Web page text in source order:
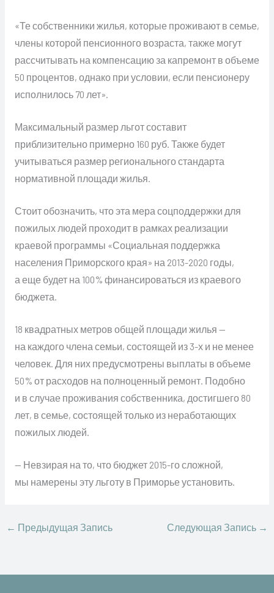
«Те собственники жилья, которые проживают в семье,
члены которой пенсионного возраста, также могут
рассчитывать на компенсацию за капремонт в объеме
50 процентов, однако при условии, если пенсионеру
исполнилось 70 лет».
Максимальный размер льгот составит
приблизительно примерно 160 руб. Также будет
учитываться размер регионального стандарта
нормативной площади жилья.
Стоит обозначить, что эта мера соцподдержки для
пожилых людей проходит в рамках реализации
краевой программы «Социальная поддержка
населения Приморского края» на 2013-2020 годы,
а еще будет на 100% финансироваться из краевого
бюджета.
18 квадратных метров общей площади жилья —
на каждого члена семьи, состоящей из 3-х и не менее
человек. Для них предусмотрены выплаты в объеме
50% от расходов на полноценный ремонт. Подобно
и в случае проживания собственника, достигшего 80
лет, в семье, состоящей только из неработающих
пожилых людей.
— Невзирая на то, что бюджет 2015-го сложной,
мы намерены эту льготу в Приморье установить.
← Предыдущая Запись Следующая Запись →